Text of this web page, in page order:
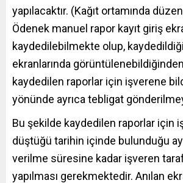
yapılacaktır. (Kağıt ortamında
Ödenek manuel rapor kayıt giriş
kaydedilebilmekte olup,
ekranlarında
kaydedilen raporlar için işverene
yönünde ayrıca tebligat
Bu şekilde kaydedilen raporlar için
düştüğü tarihin içinde bulunduğu
verilme süresine kadar işveren
yapılması gerekmektedir. Anılan